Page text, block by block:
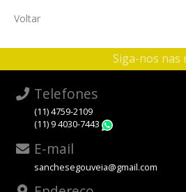
Voltar
Siga-nos nas
Telefones
(11) 4759-2109
(11) 9 4030-7443
E-mail
sanchesegouveia@gmail.com